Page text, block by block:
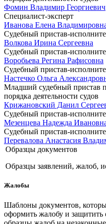
Фомин Владимир Георгиевич
Специалист-эксперт
Иванова Елена
Судебный пристав-
Волкова Ирина Сергеевна
Судебный пристав-
Воробьева Регина Рафисовна
Судебный пристав-
Настечко Ольга
Младший судебный пристав
порядка деятельности судов
Крижановский Данил
Судебный пристав-
Мезенцева Надежда
Судебный пристав-
Перевалова Анастасия
Образцы документов
Образцы заявлений, жалоб,
Жалобы
Шаблоны документов,
оформить жалобу и защитить